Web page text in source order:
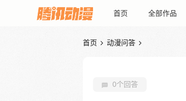
首页 全部作品
首页  动漫问答 
0个回答